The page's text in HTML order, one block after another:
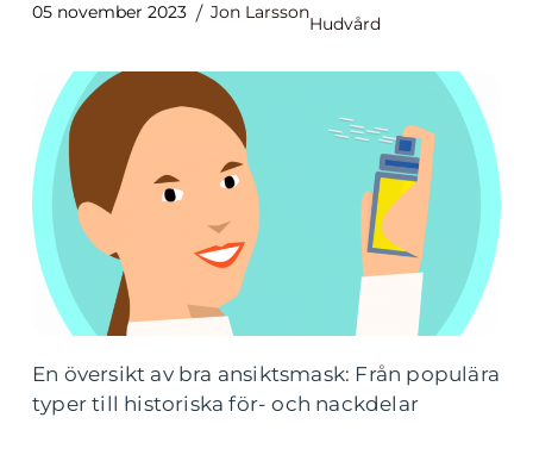
05 november 2023 Jon Larsson
Hudvård
En översikt av bra ansiktsmask: Från populära
typer till historiska för- och nackdelar